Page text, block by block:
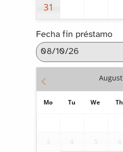
31
Fecha fin préstamo
August
Mo Tu We Th
3 4 5 6